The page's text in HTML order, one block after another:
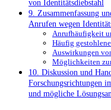
⁤von Identitätsdiebstahl
9. Zusammenfassung
Anrufen wegen
Anrufhäufigkeit
Häufig
Auswirkungen
Möglichkeiten
10. Diskussion und
Forschungsrichtungen⁣
und‌ mögliche